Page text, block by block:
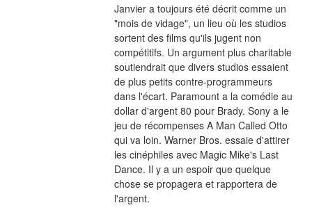
Janvier a toujours été décrit comme un
"mois de vidage", un lieu où les studios
sortent des films qu'ils jugent non
compétitifs. Un argument plus charitable
soutiendrait que divers studios essaient
de plus petits contre-programmeurs
dans l'écart. Paramount a la comédie au
dollar d'argent 80 pour Brady. Sony a le
jeu de récompenses A Man Called Otto
qui va loin. Warner Bros. essaie d'attirer
les cinéphiles avec Magic Mike's Last
Dance. Il y a un espoir que quelque
chose se propagera et rapportera de
l'argent.